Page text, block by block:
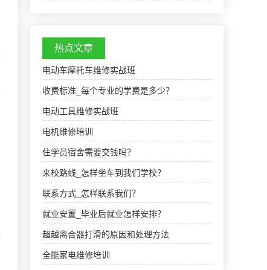
热点文章
电动车摩托车维修实战班
收费标准_每个专业的学费是多少？
电动工具维修实战班
电机维修培训
住学员宿舍需要交钱吗？
来校路线_怎样坐车到我们学校？
联系方式_怎样联系我们？
就业安置_毕业后就业怎样安排？
超越离合器打滑的原因和处理方法
全能家电维修培训